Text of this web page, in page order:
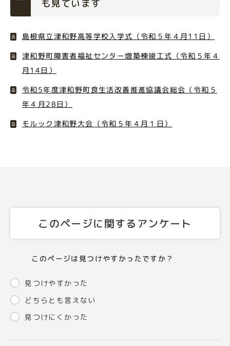
も見ています
島根県立津和野高等学校入学式（令和５年４月11日）
津和野町障害者福祉センター増築棟竣工式（令和５年４
月14日）
令和5年度津和野町食生活改善推進協議会総会（令和５
年４月28日）
モルック津和野大会（令和５年４月１日）
このページに関するアンケート
このページは見つけやすかったですか？
見つけやすかった
どちらとも言えない
見つけにくかった